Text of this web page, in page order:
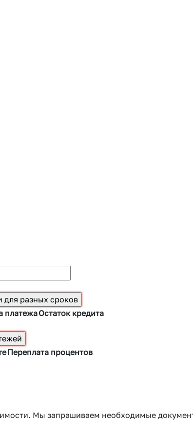
платежаОстаток кредита
Переплата процентов
Мы запрашиваем необходимые